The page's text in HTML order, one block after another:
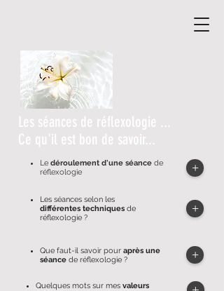
Les séances de réflexologie ...
Ce qu'il est bon de savoir...
Le déroulement d'une séance de
réflexologie
+
Les séances selon les
différentes techniques de
réflexologie ?
+
Que faut-il savoir pour après une
séance de réflexologie ? +
Quelques mots sur mes valeurs